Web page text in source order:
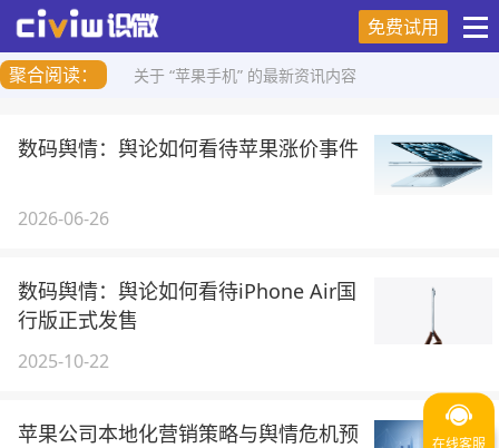
免费试用
聚合阅读：
关于 “苹果手机” 的最新资讯内容
数码舆情：舆论如何看待苹果涨价事件
2026-06-26
数码舆情：舆论如何看待iPhone Air国
行版正式发售
2025-10-22
苹果公司本地化营销策略与舆情危机预